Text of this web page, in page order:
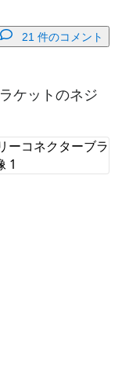
21 件のコメント
ケットのネジ